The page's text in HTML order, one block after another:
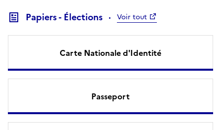
Papiers - Élections Voir tout
Carte Nationale d'Identité
Passeport